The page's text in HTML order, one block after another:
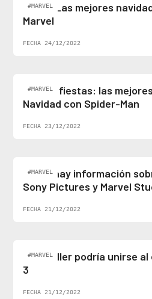
#MARVEL
Top 5: Las mejores
Marvel
FECHA 24/12/2022
#MARVEL
Felices fiestas: las
Navidad con Spider-Man
FECHA 23/12/2022
#MARVEL
¡Al fin hay información
Sony Pictures y Marvel
FECHA 21/12/2022
#MARVEL
Ben Stiller podría unirse
3
FECHA 21/12/2022